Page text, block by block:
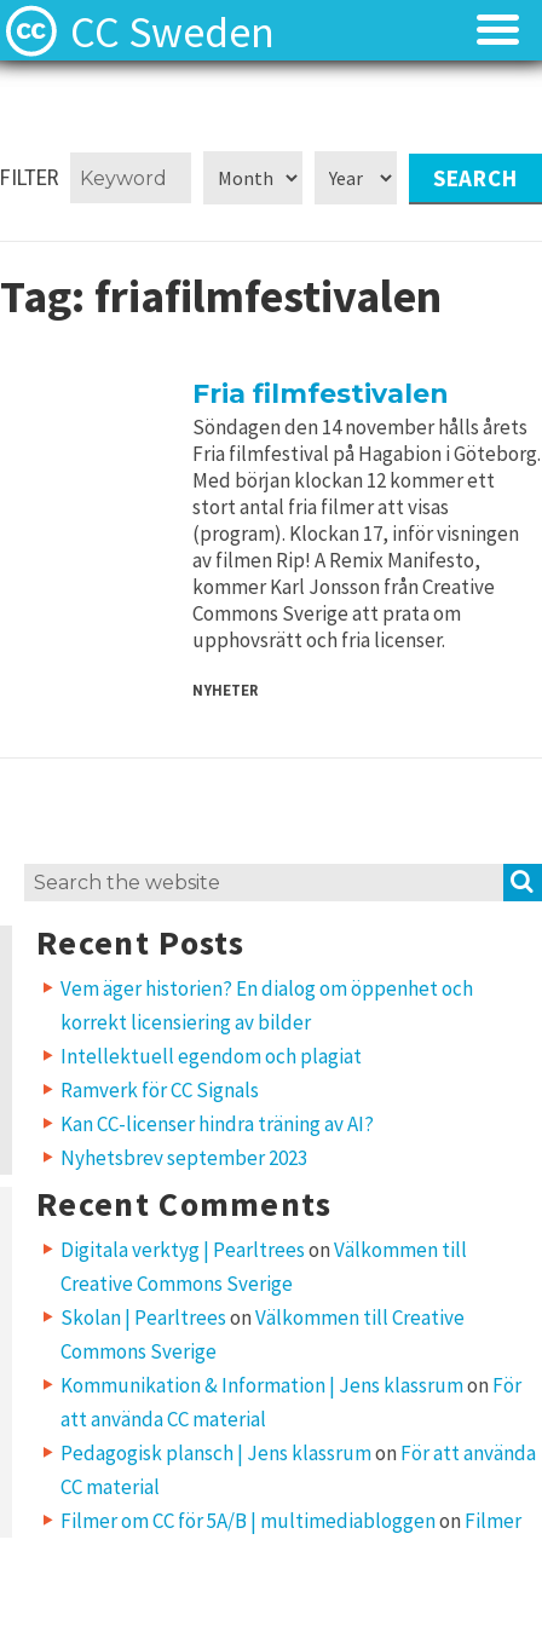
CC Sweden
Nyheter
Nyheter
FILTER
Tag: friafilmfestivalen
Fria filmfestivalen
Söndagen den 14 november hålls årets
Fria filmfestival på Hagabion i Göteborg.
Med början klockan 12 kommer ett
stort antal fria filmer att visas
(program). Klockan 17, inför visningen
av filmen Rip! A Remix Manifesto,
kommer Karl Jonsson från Creative
Commons Sverige att prata om
upphovsrätt och fria licenser.
NYHETER
Search
Recent Posts
Vem äger historien? En dialog om öppenhet och
korrekt licensiering av bilder
Intellektuell egendom och plagiat
Ramverk för CC Signals
Kan CC-licenser hindra träning av AI?
Nyhetsbrev september 2023
Recent Comments
Digitala verktyg | PearltreesonVälkommen till
Creative Commons Sverige
Skolan | PearltreesonVälkommen till Creative
Commons Sverige
Kommunikation & Information | Jens klassrumon För
att använda CC material
Pedagogisk plansch | Jens klassrumon För att använda
CC material
Filmer om CC för 5A/B | multimediabloggenon Filmer